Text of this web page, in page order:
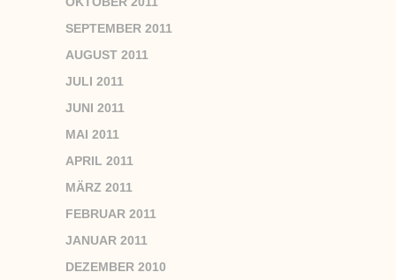
SEPTEMBER 2011
AUGUST 2011
JULI 2011
JUNI 2011
MAI 2011
APRIL 2011
MÄRZ 2011
FEBRUAR 2011
JANUAR 2011
DEZEMBER 2010